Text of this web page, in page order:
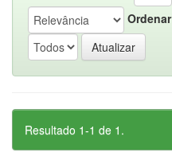
Ordenar
Resultado 1-1 de 1.